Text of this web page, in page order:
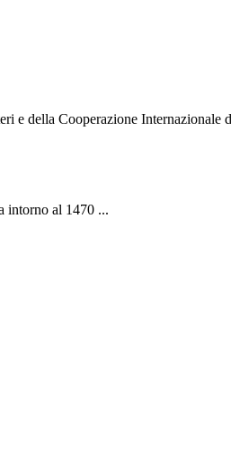
e della Cooperazione
intorno al 1470 ...